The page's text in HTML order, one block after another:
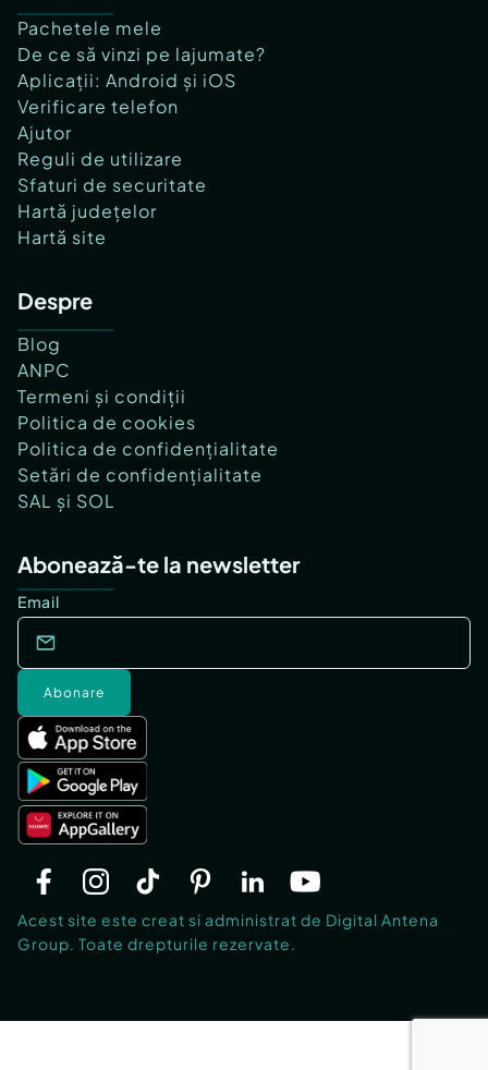
Pachetele mele
De ce să vinzi pe lajumate?
Aplicații: Android și iOS
Verificare telefon
Ajutor
Reguli de utilizare
Sfaturi de securitate
Hartă județelor
Hartă site
Despre
Blog
ANPC
Termeni și condiții
Politica de cookies
Politica de confidențialitate
Setări de confidențialitate
SAL și SOL
Abonează-te la newsletter
Email
Abonare
Acest site este creat si administrat de Digital Antena
Group. Toate drepturile rezervate.